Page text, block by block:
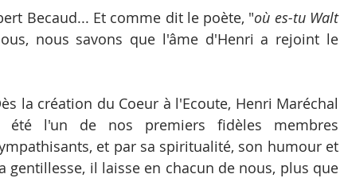
Becaud... Et comme dit le poète, "où es-tu Walt
nous savons que l'âme d'Henri a rejoint le
la création du Coeur à l'Ecoute, Henri Maréchal
été l'un de nos premiers fidèles membres
et par sa spiritualité, son humour et
gentillesse, il laisse en chacun de nous, plus que